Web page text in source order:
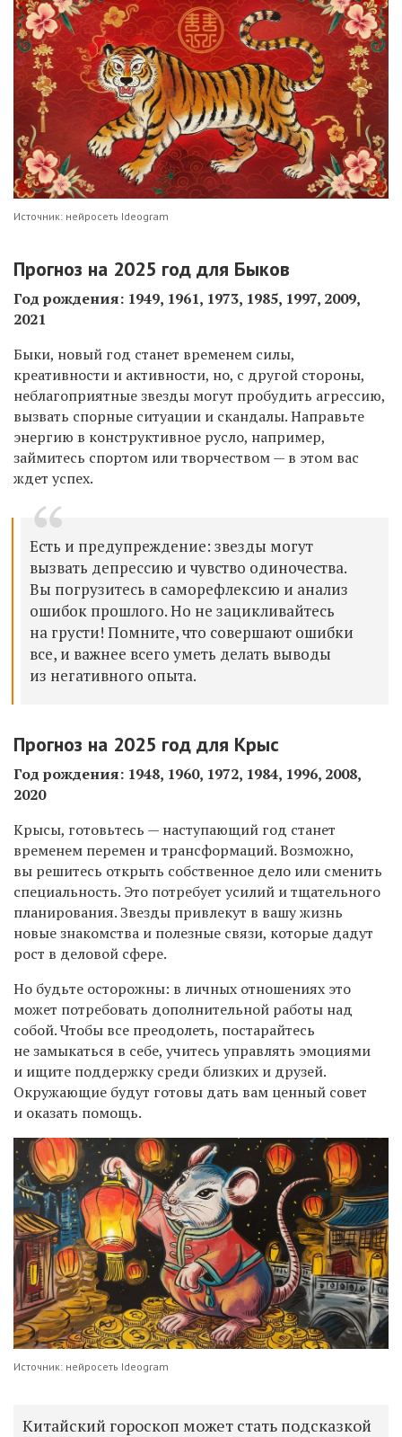
Источник: нейросеть Ideogram
Прогноз на 2025 год для Быков
Год рождения: 1949, 1961, 1973, 1985, 1997, 2009,
2021
Быки, новый год станет временем силы,
креативности и активности, но, с другой стороны,
неблагоприятные звезды могут пробудить агрессию,
вызвать спорные ситуации и скандалы. Направьте
энергию в конструктивное русло, например,
займитесь спортом или творчеством — в этом вас
ждет успех.
Есть и предупреждение: звезды могут
вызвать депрессию и чувство одиночества.
Вы погрузитесь в саморефлексию и анализ
ошибок прошлого. Но не зацикливайтесь
на грусти! Помните, что совершают ошибки
все, и важнее всего уметь делать выводы
из негативного опыта.
Прогноз на 2025 год для Крыс
Год рождения: 1948, 1960, 1972, 1984, 1996, 2008,
2020
Крысы, готовьтесь — наступающий год станет
временем перемен и трансформаций. Возможно,
вы решитесь открыть собственное дело или сменить
специальность. Это потребует усилий и тщательного
планирования. Звезды привлекут в вашу жизнь
новые знакомства и полезные связи, которые дадут
рост в деловой сфере.
Но будьте осторожны: в личных отношениях это
может потребовать дополнительной работы над
собой. Чтобы все преодолеть, постарайтесь
не замыкаться в себе, учитесь управлять эмоциями
и ищите поддержку среди близких и друзей.
Окружающие будут готовы дать вам ценный совет
и оказать помощь.
Источник: нейросеть Ideogram
Китайский гороскоп может стать подсказкой